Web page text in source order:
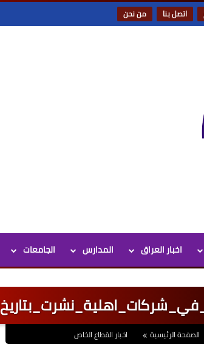
اتصل بنا من نحن
اخبار العراق المدارس الجامعات
2019/12/11
الصفحة الرئيسية اخبار القطاع الخاص